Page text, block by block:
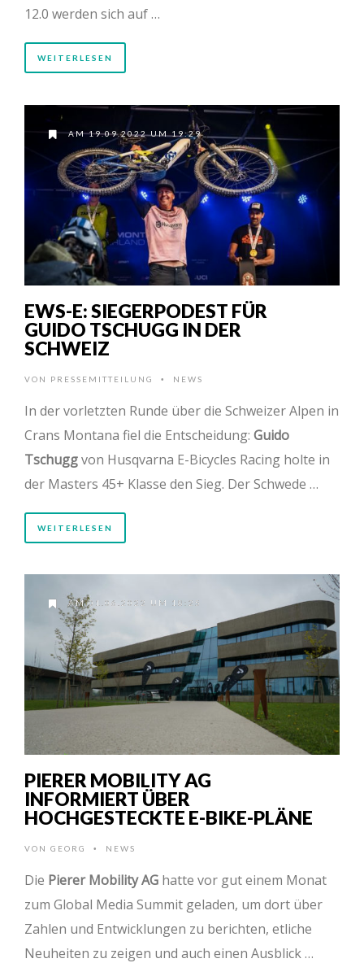
12.0 werden sich auf …
WEITERLESEN
AM 19.09.2022 UM 19:29
EWS-E: SIEGERPODEST FÜR
GUIDO TSCHUGG IN DER
SCHWEIZ
VON PRESSEMITTEILUNG • NEWS
In der vorletzten Runde über die Schweizer Alpen in
Crans Montana fiel die Entscheidung: Guido
Tschuggvon Husqvarna E-Bicycles Racing holte in
der Masters 45+ Klasse den Sieg. Der Schwede …
WEITERLESEN
AM 01.06.2022 UM 18:25
PIERER MOBILITY AG
INFORMIERT ÜBER
HOCHGESTECKTE E-BIKE-PLÄNE
VON GEORG • NEWS
Die Pierer Mobility AG hatte vor gut einem Monat
zum Global Media Summit geladen, um dort über
Zahlen und Entwicklungen zu berichten, etliche
Neuheiten zu zeigen und auch einen Ausblick …